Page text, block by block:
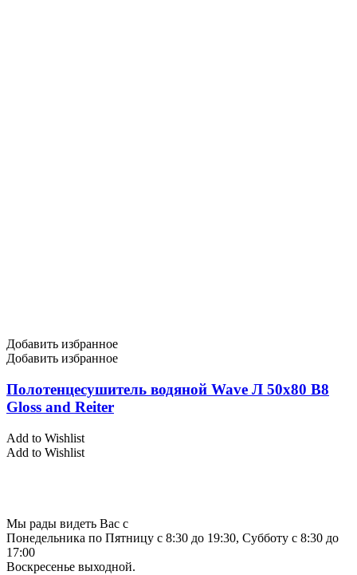
Добавить избранное
Добавить избранное
Полотенцесушитель водяной Wave Л 50х80 В8
Gloss and Reiter
Add to Wishlist
Add to Wishlist
Мы рады видеть Вас с
Понедельника по Пятницу с 8:30 до 19:30, Субботу с 8:30 до
17:00
Воскресенье выходной.